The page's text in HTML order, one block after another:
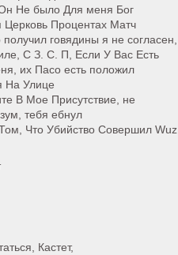
Не было Для меня Бог
Процентах Матч
говядины я не согласен,
С З. С. П, Если У Вас Есть
их Пасо есть положил
На Улице
В Мое Присутствие, не
тебя ебнул
Что Убийство Совершил Wuz
Кастет,